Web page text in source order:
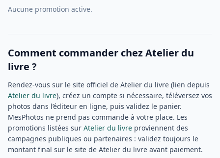
Aucune promotion active.
Comment commander chez Atelier du
livre ?
Rendez-vous sur le site officiel de Atelier du livre (lien depuis
Atelier du livre), créez un compte si nécessaire, téléversez vos
photos dans l’éditeur en ligne, puis validez le panier.
MesPhotos ne prend pas commande à votre place. Les
promotions listées sur Atelier du livre proviennent des
campagnes publiques ou partenaires : validez toujours le
montant final sur le site de Atelier du livre avant paiement.